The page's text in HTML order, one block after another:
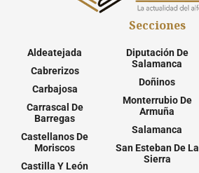
Secciones
Aldeatejada
Cabrerizos
Carbajosa
Carrascal De
Barregas
Castellanos De
Moriscos
Castilla Y León
Diputación De
Salamanca
Doñinos
Monterrubio De
Armuña
Salamanca
San Esteban De La
Sierra